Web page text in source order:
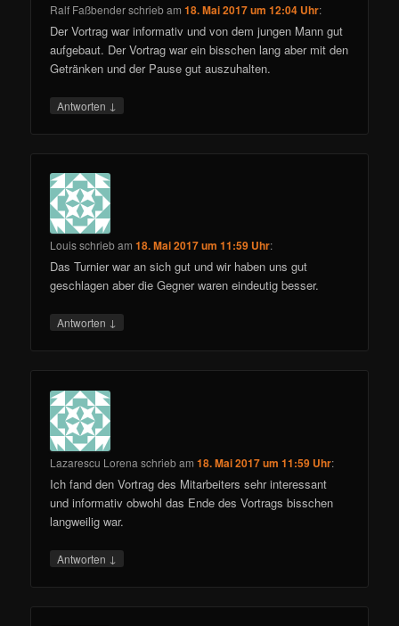
Ralf Faßbenderschriebam18. Mai 2017 um 12:04 Uhr:
Der Vortrag war informativ und von dem jungen Mann gut
aufgebaut. Der Vortrag war ein bisschen lang aber mit den
Getränken und der Pause gut auszuhalten.
Antworten ↓
Louisschriebam18. Mai 2017 um 11:59 Uhr:
Das Turnier war an sich gut und wir haben uns gut
geschlagen aber die Gegner waren eindeutig besser.
Antworten ↓
Lazarescu Lorena schriebam18. Mai 2017 um 11:59 Uhr:
Ich fand den Vortrag des Mitarbeiters sehr interessant
und informativ obwohl das Ende des Vortrags bisschen
langweilig war.
Antworten ↓